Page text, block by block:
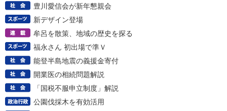
豊川愛信会が新年懇親会
新デザイン登場
牟呂を散策、地域の歴史を探る
福永さん 初出場で準Ｖ
能登半島地震の義援金寄付
開業医の相続問題解説
「国税不服申立制度」解説
公園伐採木を有効活用